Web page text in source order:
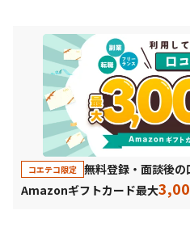
コエテコ限定 無料登録・面談後の
Amazonギフトカード最大